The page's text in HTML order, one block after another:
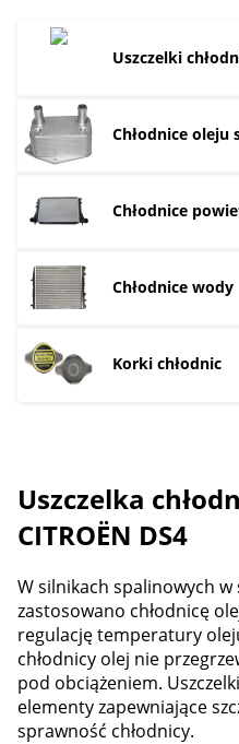
Uszczelki
Chłodnice oleju
Chłodnice
Chłodnice wody
Korki chłodnic
Uszczelka
CITROËN DS4
W silnikach spalinowych w
zastosowano chłodnicę
regulację temperatury
chłodnicy olej nie
pod obciążeniem.
elementy zapewniające
sprawność chłodnicy.